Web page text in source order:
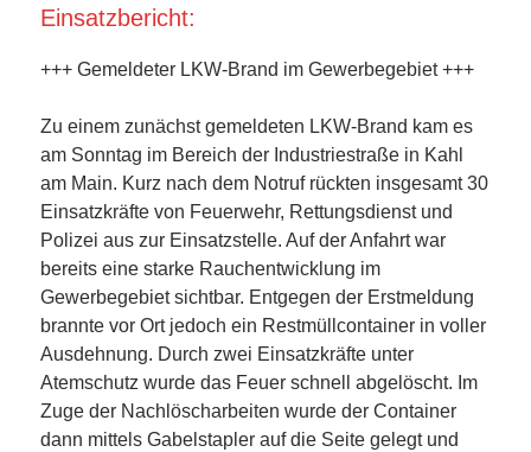
Einsatzbericht:
+++ Gemeldeter LKW-Brand im Gewerbegebiet +++
Zu einem zunächst gemeldeten LKW-Brand kam es
am Sonntag im Bereich der Industriestraße in Kahl
am Main. Kurz nach dem Notruf rückten insgesamt 30
Einsatzkräfte von Feuerwehr, Rettungsdienst und
Polizei aus zur Einsatzstelle. Auf der Anfahrt war
bereits eine starke Rauchentwicklung im
Gewerbegebiet sichtbar. Entgegen der Erstmeldung
brannte vor Ort jedoch ein Restmüllcontainer in voller
Ausdehnung. Durch zwei Einsatzkräfte unter
Atemschutz wurde das Feuer schnell abgelöscht. Im
Zuge der Nachlöscharbeiten wurde der Container
dann mittels Gabelstapler auf die Seite gelegt und